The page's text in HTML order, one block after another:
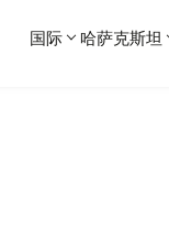
国际 哈萨克斯坦